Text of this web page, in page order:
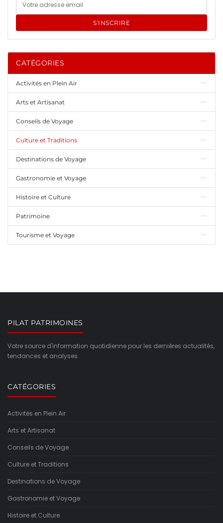
S'INSCRIRE
CATÉGORIES
Activités en Plein Air
Arts et Artisanat
Conseils de Voyage
Culture et Traditions
Destinations de Voyage
Gastronomie et Voyage
Histoire et Culture
Patrimoine
Tourisme et Voyage
PILAT PATRIMOINES
Votre source d'information quotidienne pour les dernières actualités,
tendances et analyses.
CATÉGORIES
Activités en Plein Air
Arts et Artisanat
Conseils de Voyage
Culture et Traditions
Destinations de Voyage
Gastronomie et Voyage
Histoire et Culture